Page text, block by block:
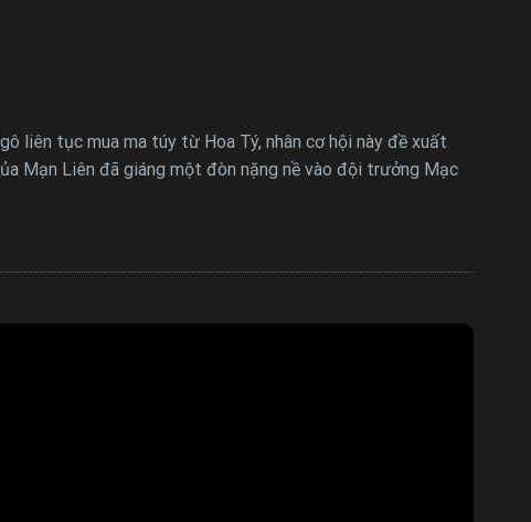
liên tục mua ma túy từ Hoa Tý, nhân cơ hội này đề xuất
Mạn Liên đã giáng một đòn nặng nề vào đội trưởng Mạc